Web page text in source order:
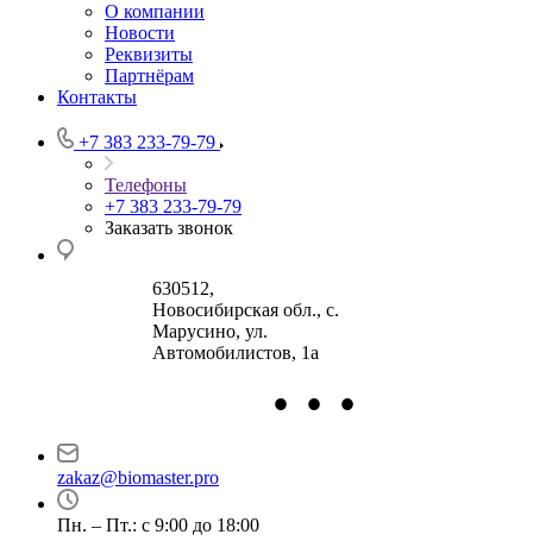
О компании
Новости
Реквизиты
Партнёрам
Контакты
+7 383 233-79-79
Телефоны
+7 383 233-79-79
Заказать звонок
630512,
Новосибирская обл., с.
Марусино, ул.
Автомобилистов, 1а
Маршала Прошлякова,
• • •
zakaz@biomaster.pro
Пн. – Пт.: с 9:00 до 18:00